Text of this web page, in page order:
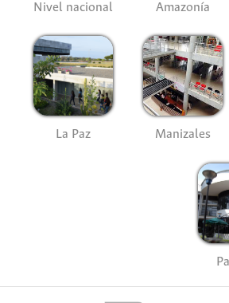
Nivel nacional Amazonía
La Paz Manizales